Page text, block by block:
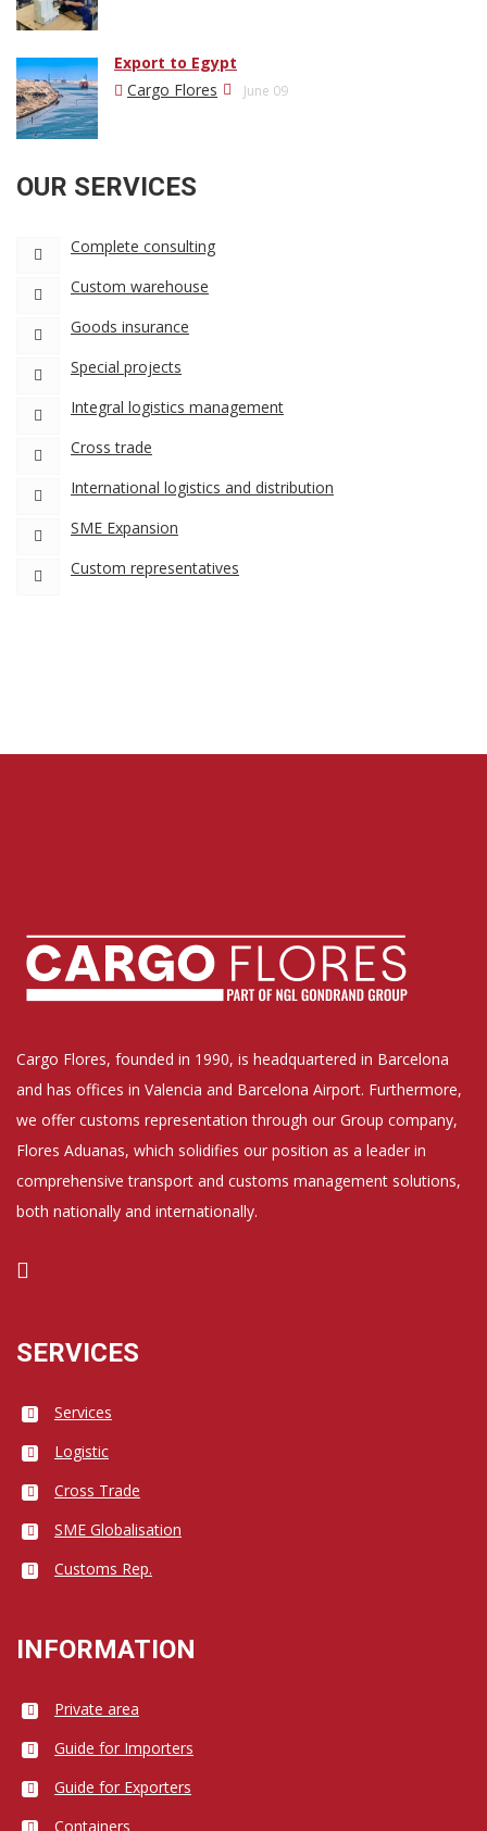
Export to Egypt
Cargo Flores
June 09
OUR SERVICES
Complete consulting
Custom warehouse
Goods insurance
Special projects
Integral logistics management
Cross trade
International logistics and distribution
SME Expansion
Custom representatives
Cargo Flores, founded in 1990, is headquartered in Barcelona
and has offices in Valencia and Barcelona Airport. Furthermore,
we offer customs representation through our Group company,
Flores Aduanas, which solidifies our position as a leader in
comprehensive transport and customs management solutions,
both nationally and internationally.
SERVICES
Services
Logistic
Cross Trade
SME Globalisation
Customs Rep.
INFORMATION
Private area
Guide for Importers
Guide for Exporters
Containers